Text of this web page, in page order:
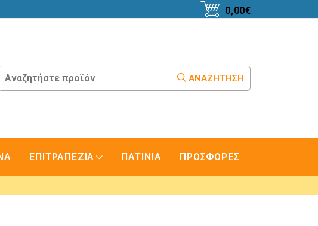
0,00€
ΑΝΑΖΉΤΗΣΗ
ΕΠΙΤΡΑΠΕΖΙΑ ΠΑΤΙΝΙΑ ΠΡΟΣΦΟΡΕΣ